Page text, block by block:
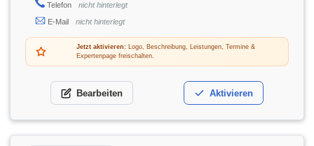
Telefon
nicht hinterlegt
E-Mail
nicht hinterlegt
Jetzt aktivieren:Logo, Beschreibung, Leistungen, Termine &
Expertenpage freischalten.
Bearbeiten Aktivieren